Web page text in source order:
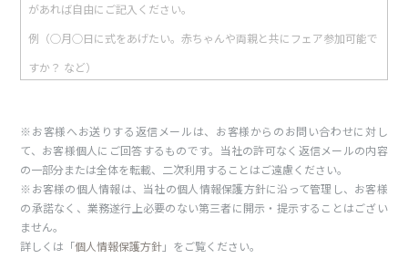
※お客様へお送りする返信メールは、お客様からのお問い合わせに対し
て、お客様個人にご回答するものです。当社の許可なく返信メールの内容
の一部分または全体を転載、二次利用することはご遠慮ください。
※お客様の個人情報は、当社の個人情報保護方針に沿って管理し、お客様
の承諾なく、業務遂行上必要のない第三者に開示・提示することはござい
ません。
詳しくは「個人情報保護方針」をご覧ください。